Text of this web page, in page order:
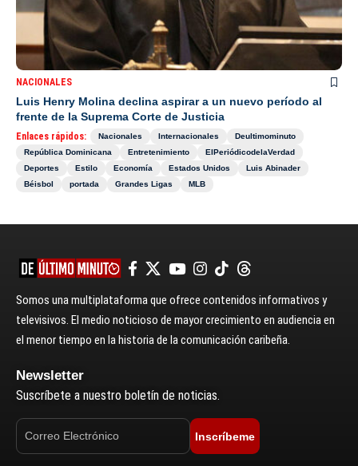
NACIONALES
Luis Henry Molina declina aspirar a un nuevo período al
frente de la Suprema Corte de Justicia
Enlaces rápidos: Nacionales Internacionales
Deultimominuto
República Dominicana
Entretenimiento
ElPeriódicodelaVerdad
Deportes
Estilo Economía Estados Unidos
Luis Abinader
Béisbol
portada Grandes Ligas MLB
Somos una multiplataforma que ofrece contenidos informativos y
televisivos. El medio noticioso de mayor crecimiento en audiencia en
el menor tiempo en la historia de la comunicación caribeña.
Newsletter
Suscríbete a nuestro boletín de noticias.
Inscríbeme